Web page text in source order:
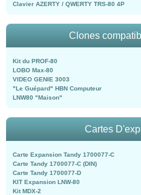
Clavier AZERTY / QWERTY TRS-80 4P
Clones
Kit du PROF-80
LOBO Max-80
VIDEO GENIE 3003
"Le Guépard" HBN Computeur
LNW80 "Maison"
Cartes
Carte Expansion Tandy 1700077-C
Carte Tandy 1700077-C (DIN)
Carte Tandy 1700077-D
KIT Expansion LNW-80
Kit MDX-2